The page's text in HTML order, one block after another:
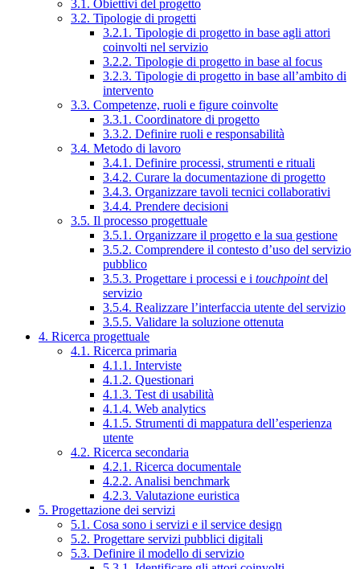
3.1. Obiettivi del progetto
3.2. Tipologie di progetti
3.2.1. Tipologie di progetto in base agli attori
coinvolti nel servizio
3.2.2. Tipologie di progetto in base al focus
3.2.3. Tipologie di progetto in base all’ambito di
intervento
3.3. Competenze, ruoli e figure coinvolte
3.3.1. Coordinatore di progetto
3.3.2. Definire ruoli e responsabilità
3.4. Metodo di lavoro
3.4.1. Definire processi, strumenti e rituali
3.4.2. Curare la documentazione di progetto
3.4.3. Organizzare tavoli tecnici collaborativi
3.4.4. Prendere decisioni
3.5. Il processo progettuale
3.5.1. Organizzare il progetto e la sua gestione
3.5.2. Comprendere il contesto d’uso del servizio
pubblico
3.5.3. Progettare i processi e i touchpointdel
servizio
3.5.4. Realizzare l’interfaccia utente del servizio
3.5.5. Validare la soluzione ottenuta
4. Ricerca progettuale
4.1. Ricerca primaria
4.1.1. Interviste
4.1.2. Questionari
4.1.3. Test di usabilità
4.1.4. Web analytics
4.1.5. Strumenti di mappatura dell’esperienza
utente
4.2. Ricerca secondaria
4.2.1. Ricerca documentale
4.2.2. Analisi benchmark
4.2.3. Valutazione euristica
5. Progettazione dei servizi
5.1. Cosa sono i servizi e il service design
5.2. Progettare servizi pubblici digitali
5.3. Definire il modello di servizio